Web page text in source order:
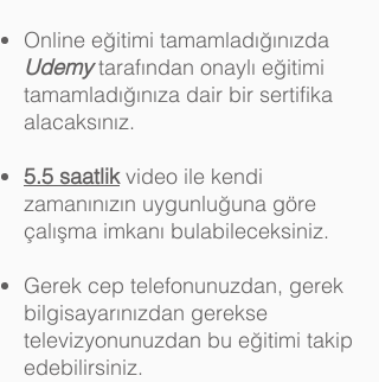
Online eğitimi tamamladığınızda
Udemytarafından onaylı eğitimi
tamamladığınıza dair bir sertifika
alacaksınız.
5.5 saatlikvideo ile kendi
zamanınızın uygunluğuna göre
çalışma imkanı bulabileceksiniz.
Gerek cep telefonunuzdan, gerek
bilgisayarınızdan gerekse
televizyonunuzdan bu eğitimi takip
edebilirsiniz.